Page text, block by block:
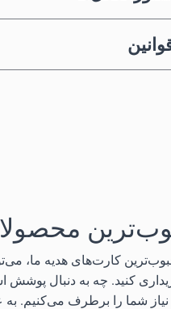
کنید. چه به دنبال پوشش
نیاز شما را برطرف می‌کنیم. به